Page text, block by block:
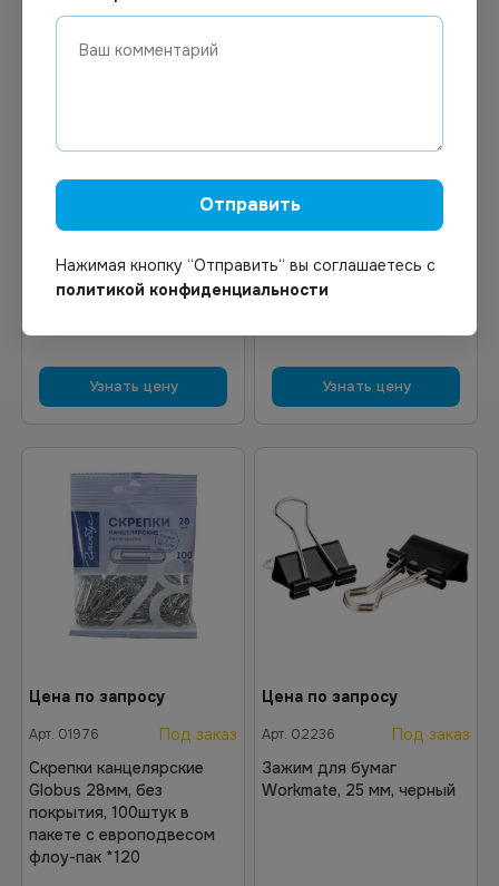
Под заказ
H15 P.L.ProffCuisine
Узнать цену
Арт.01554
магнитных досок круглые
20 мм 6 штук в упаковке
Узнать цену
Цена по запросу
Арт. 01976
Под заказ
Скрепки канцелярские
Globus 28мм, без
покрытия, 100штук в
пакете с европодвесом
флоу-пак *120
Цена по запросу
Арт. 02236
Под заказ
Зажим для бумаг
Workmate, 25 мм, черный
Отправить
Нажимая кнопку “Отправить“ вы соглашаетесь с
политикой конфиденциальности